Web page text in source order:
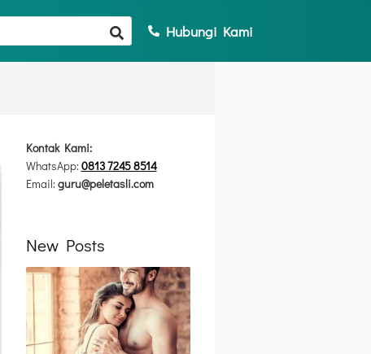
Hubungi Kami
Kontak Kami:
WhatsApp:0813 7245 8514
Email:guru@peletasli.com
New Posts